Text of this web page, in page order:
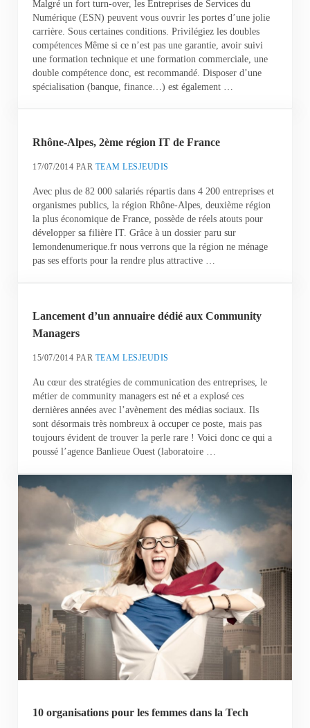
Malgré un fort turn-over, les Entreprises de Services du
Numérique (ESN) peuvent vous ouvrir les portes d’une jolie
carrière. Sous certaines conditions. Privilégiez les doubles
compétences Même si ce n’est pas une garantie, avoir suivi
une formation technique et une formation commerciale, une
double compétence donc, est recommandé. Disposer d’une
spécialisation (banque, finance…) est également …
Rhône-Alpes, 2ème région IT de France
17/07/2014 PAR TEAM LESJEUDIS
Avec plus de 82 000 salariés répartis dans 4 200 entreprises et
organismes publics, la région Rhône-Alpes, deuxième région
la plus économique de France, possède de réels atouts pour
développer sa filière IT. Grâce à un dossier paru sur
lemondenumerique.fr nous verrons que la région ne ménage
pas ses efforts pour la rendre plus attractive …
Lancement d’un annuaire dédié aux Community
Managers
15/07/2014 PAR TEAM LESJEUDIS
Au cœur des stratégies de communication des entreprises, le
métier de community managers est né et a explosé ces
dernières années avec l’avènement des médias sociaux. Ils
sont désormais très nombreux à occuper ce poste, mais pas
toujours évident de trouver la perle rare ! Voici donc ce qui a
poussé l’agence Banlieue Ouest (laboratoire …
10 organisations pour les femmes dans la Tech